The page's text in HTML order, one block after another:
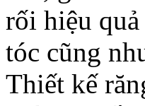
rối hiệu
tóc cũng
Thiết kế